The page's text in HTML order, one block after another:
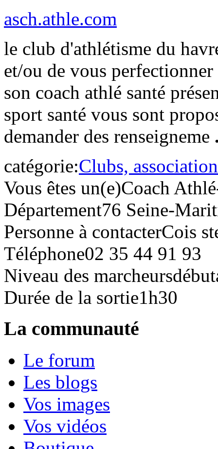
asch.athle.com
le club d'athlétisme du
et/ou de vous
son coach athlé santé
sport santé vous sont
demander des renseigneme
catégorie:Clubs,
Vous êtes un(e)Coach
Département76 Seine-
Personne à contacterCois
Téléphone02 35 44 91 93
Niveau des marcheurs
Durée de la sortie1h30
La communauté
Le forum
Les blogs
Vos images
Vos vidéos